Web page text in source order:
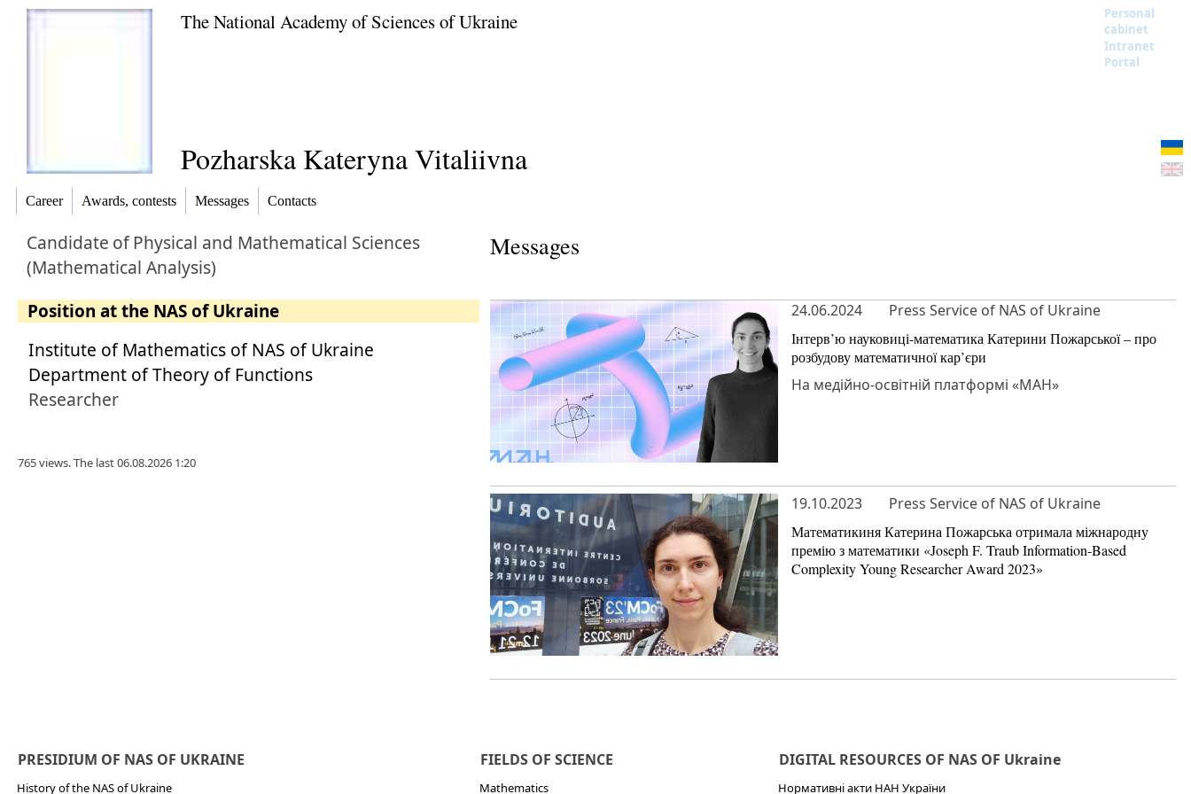
The National Academy of Sciences of Ukraine
Personal
cabinet
Intranet
Portal
Pozharska Kateryna Vitaliivna
Career Awards, contests Messages Contacts
Candidate ofPhysical and Mathematical Sciences
(Mathematical Analysis)
Position at the NAS of Ukraine
Institute of Mathematics of NAS of Ukraine
Department of Theory of Functions
Researcher
765 views. The last 06.08.2026 1:20
Messages
24.06.2024 Press Service of NAS of Ukraine
Інтерв’ю науковиці-математика Катерини Пожарської – про
розбудову математичної кар’єри
На медійно-освітній платформі «МАН»
19.10.2023 Press Service of NAS of Ukraine
Математикиня Катерина Пожарська отримала міжнародну
премію з математики «Joseph F. Traub Information-Based
Complexity Young Researcher Award 2023»
PRESIDIUM OF NAS OF UKRAINE
History of the NAS of Ukraine
FIELDS OF SCIENCE
Mathematics
DIGITAL RESOURCES OF NAS OF Ukraine
Нормативні акти НАН України